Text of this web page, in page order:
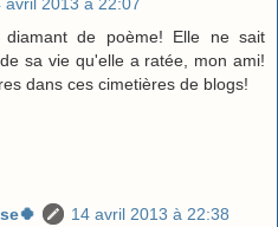
avril 2013 à 22:07
de poème! Elle ne sait
sa vie qu'elle a ratée, mon ami!
dans ces cimetières de blogs!
14 avril 2013 à 22:38